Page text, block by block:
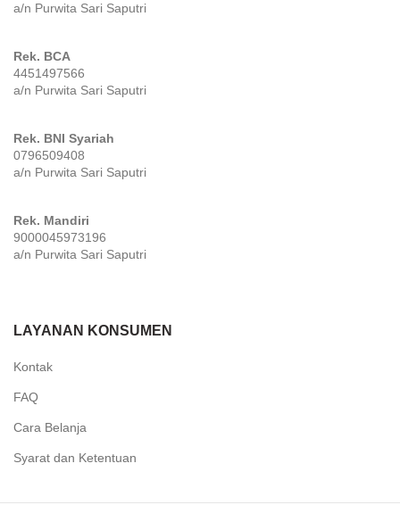
a/n Purwita Sari Saputri
Rek. BCA
4451497566
a/n Purwita Sari Saputri
Rek. BNI Syariah
0796509408
a/n Purwita Sari Saputri
Rek. Mandiri
9000045973196
a/n Purwita Sari Saputri
LAYANAN KONSUMEN
Kontak
FAQ
Cara Belanja
Syarat dan Ketentuan